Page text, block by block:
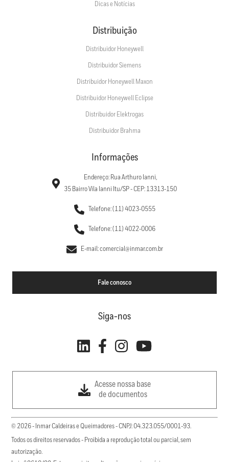
Dicas e Notícias
Distribuição
Distribuidor Honeywell
Distribuidor Siemens
Distribuidor Honeywell Maxon
Distribuidor Honeywell Eclipse
Distribuidor Elektrogas
Distribuidor Brahma
Informações
Endereço: Rua Arthuro Ianni,
35 Bairro Vila Ianni Itu/SP - CEP: 13313-150
Telefone: (11) 4023-0555
Telefone: (11) 4022-0006
E-mail: comercial@inmar.com.br
Fale conosco
Siga-nos
Acesse nossa base
de documentos
© 2026 - Inmar Caldeiras e Queimadores - CNPJ: 04.323.055/0001-93.
Todos os direitos reservados - Proibida a reprodução total ou parcial, sem
autorização.